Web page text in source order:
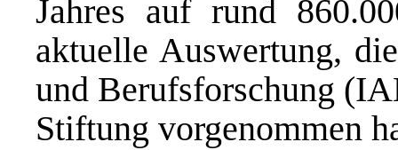
Jahres auf rund
aktuelle Auswertung,
und Berufsforschung
Stiftung vorgenommen